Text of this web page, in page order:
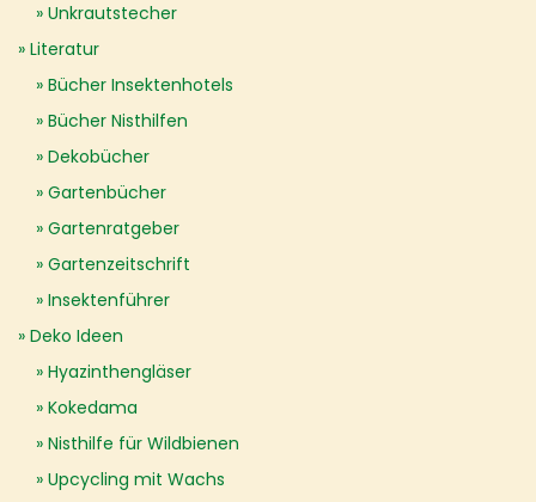
Unkrautstecher
Literatur
Bücher Insektenhotels
Bücher Nisthilfen
Dekobücher
Gartenbücher
Gartenratgeber
Gartenzeitschrift
Insektenführer
Deko Ideen
Hyazinthengläser
Kokedama
Nisthilfe für Wildbienen
Upcycling mit Wachs